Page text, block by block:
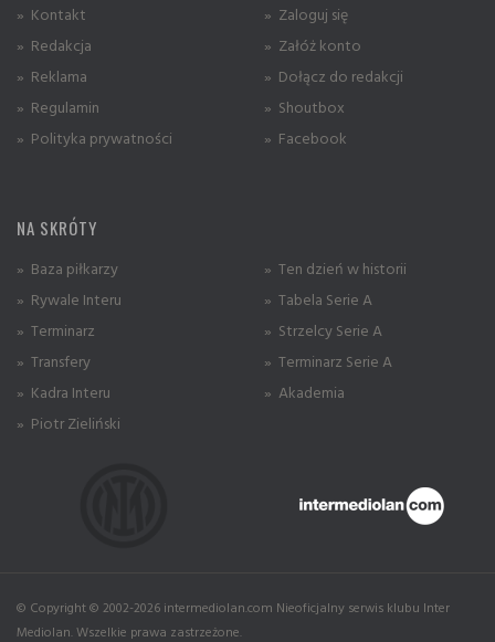
» Kontakt
» Redakcja
» Reklama
» Regulamin
» Polityka prywatności
» Zaloguj się
» Załóż konto
» Dołącz do redakcji
» Shoutbox
» Facebook
NA SKRÓTY
» Baza piłkarzy
» Rywale Interu
» Terminarz
» Transfery
» Kadra Interu
» Piotr Zieliński
» Ten dzień w historii
» Tabela Serie A
» Strzelcy Serie A
» Terminarz Serie A
» Akademia
© Copyright © 2002-2026 intermediolan.com Nieoficjalny serwis klubu Inter
Mediolan. Wszelkie prawa zastrzeżone.